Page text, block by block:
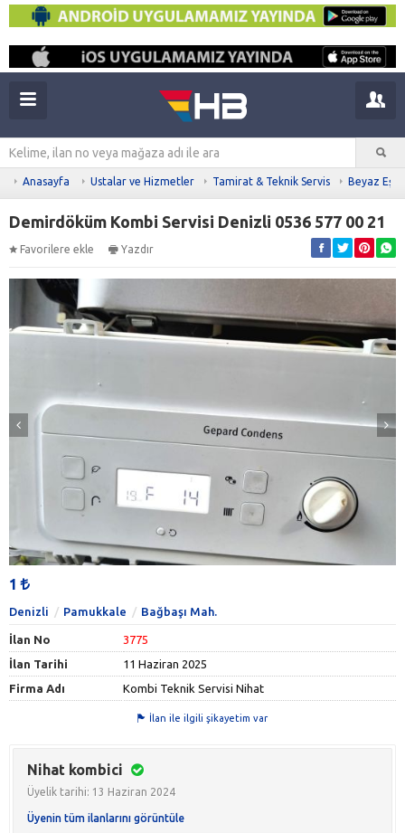
Anasayfa Ustalar ve Hizmetler Tamirat & Teknik Servis Beyaz
Demirdöküm Kombi Servisi Denizli 0536 577 00 21
Favorilere ekle Yazdır
1
Denizli Pamukkale Bağbaşı Mah.
İlan No
3775
İlan Tarihi
11 Haziran 2025
Firma Adı
Kombi Teknik Servisi Nihat
İlan ile ilgili şikayetim var
Nihat kombici
Üyelik tarihi: 13 Haziran 2024
Üyenin tüm ilanlarını görüntüle